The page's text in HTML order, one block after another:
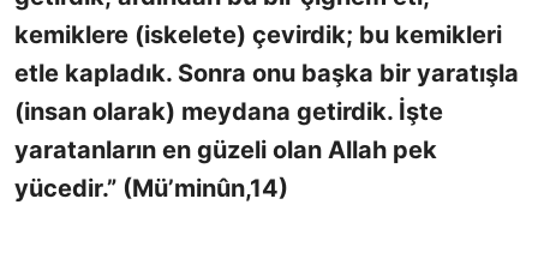
kemiklere (iskelete) çevirdik; bu kemikleri
etle kapladık. Sonra onu başka bir yaratışla
(insan olarak) meydana getirdik. İşte
yaratanların en güzeli olan Allah pek
yücedir.” (Mü’minûn,14)